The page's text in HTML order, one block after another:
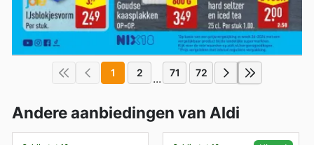
1 2 ... 71 72
Andere aanbiedingen van Aldi